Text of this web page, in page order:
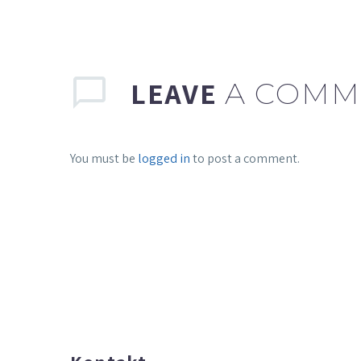
LEAVE A
You must be logged into post a comment.